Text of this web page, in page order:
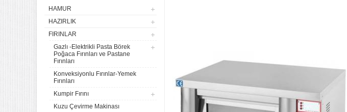
HAMUR
HAZIRLIK
FIRINLAR
Gazlı -Elektrikli Pasta Börek
Poğaca Fırınları ve Pastane
Fırınları
Konveksiyonlu Fırınlar-Yemek
Fırınları
Kumpir Fırını
Kuzu Çevirme Makinası